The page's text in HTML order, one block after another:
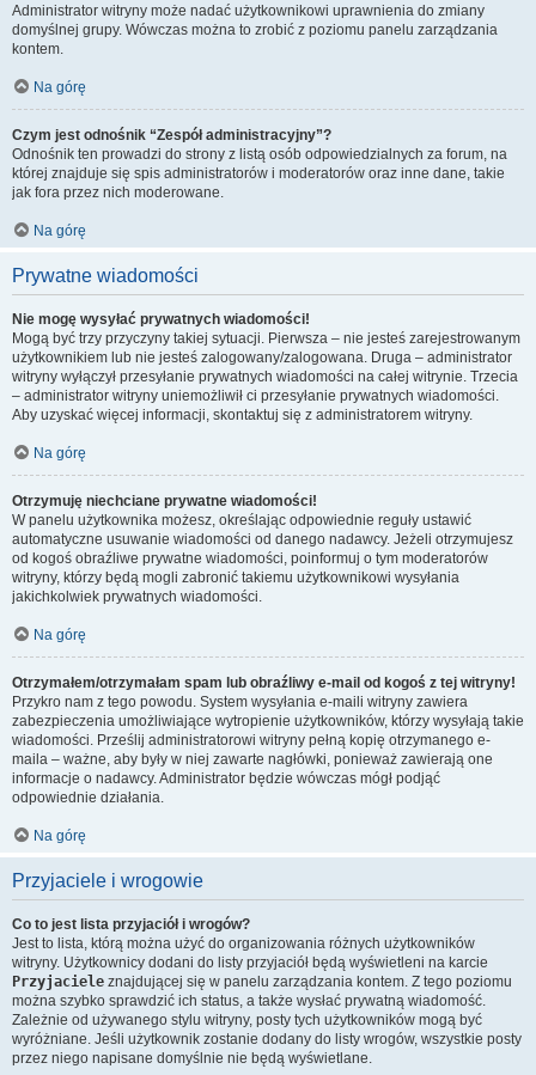
Administrator witryny może nadać użytkownikowi uprawnienia do zmiany
domyślnej grupy. Wówczas można to zrobić z poziomu panelu zarządzania
kontem.
Na górę
Czym jest odnośnik “Zespół administracyjny”?
Odnośnik ten prowadzi do strony z listą osób odpowiedzialnych za forum, na
której znajduje się spis administratorów i moderatorów oraz inne dane, takie
jak fora przez nich moderowane.
Na górę
Prywatne wiadomości
Nie mogę wysyłać prywatnych wiadomości!
Mogą być trzy przyczyny takiej sytuacji. Pierwsza – nie jesteś zarejestrowanym
użytkownikiem lub nie jesteś zalogowany/zalogowana. Druga – administrator
witryny wyłączył przesyłanie prywatnych wiadomości na całej witrynie. Trzecia
– administrator witryny uniemożliwił ci przesyłanie prywatnych wiadomości.
Aby uzyskać więcej informacji, skontaktuj się z administratorem witryny.
Na górę
Otrzymuję niechciane prywatne wiadomości!
W panelu użytkownika możesz, określając odpowiednie reguły ustawić
automatyczne usuwanie wiadomości od danego nadawcy. Jeżeli otrzymujesz
od kogoś obraźliwe prywatne wiadomości, poinformuj o tym moderatorów
witryny, którzy będą mogli zabronić takiemu użytkownikowi wysyłania
jakichkolwiek prywatnych wiadomości.
Na górę
Otrzymałem/otrzymałam spam lub obraźliwy e-mail od kogoś z tej witryny!
Przykro nam z tego powodu. System wysyłania e-maili witryny zawiera
zabezpieczenia umożliwiające wytropienie użytkowników, którzy wysyłają takie
wiadomości. Prześlij administratorowi witryny pełną kopię otrzymanego e-
maila – ważne, aby były w niej zawarte nagłówki, ponieważ zawierają one
informacje o nadawcy. Administrator będzie wówczas mógł podjąć
odpowiednie działania.
Na górę
Przyjaciele i wrogowie
Co to jest lista przyjaciół i wrogów?
Jest to lista, którą można użyć do organizowania różnych użytkowników
witryny. Użytkownicy dodani do listy przyjaciół będą wyświetleni na karcie
Przyjaciele znajdującej się w panelu zarządzania kontem. Z tego poziomu
można szybko sprawdzić ich status, a także wysłać prywatną wiadomość.
Zależnie od używanego stylu witryny, posty tych użytkowników mogą być
wyróżniane. Jeśli użytkownik zostanie dodany do listy wrogów, wszystkie posty
przez niego napisane domyślnie nie będą wyświetlane.